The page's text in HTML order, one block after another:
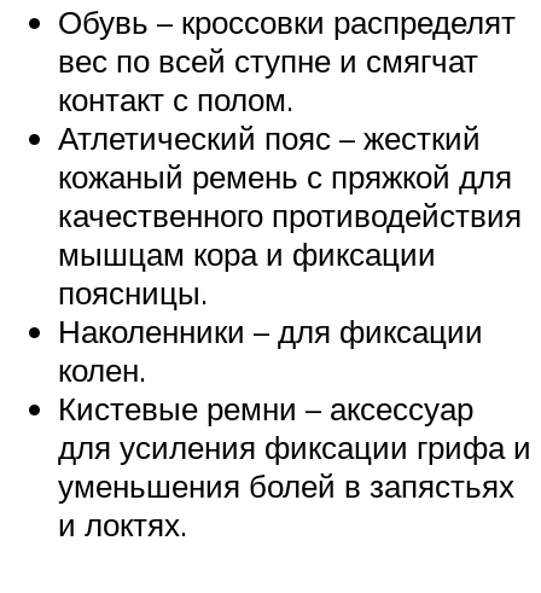
Обувь – кроссовки распределят
вес по всей ступне и смягчат
контакт с полом.
Атлетический пояс – жесткий
кожаный ремень с пряжкой для
качественного противодействия
мышцам кора и фиксации
поясницы.
Наколенники – для фиксации
колен.
Кистевые ремни – аксессуар
для усиления фиксации грифа и
уменьшения болей в запястьях
и локтях.